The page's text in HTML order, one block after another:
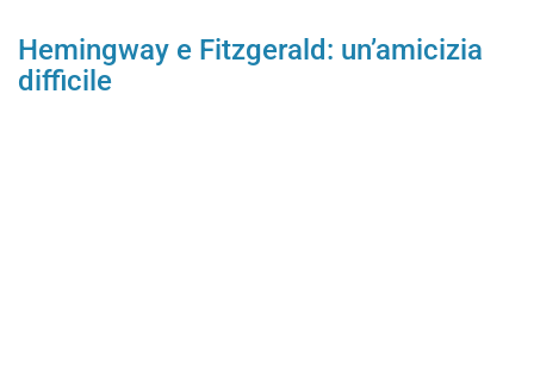
Hemingway e Fitzgerald: un’amicizia
difficile